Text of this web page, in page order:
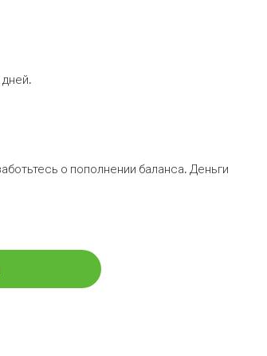
о пополнении баланса. Деньги